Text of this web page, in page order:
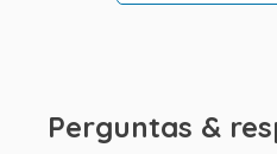
Perguntas &